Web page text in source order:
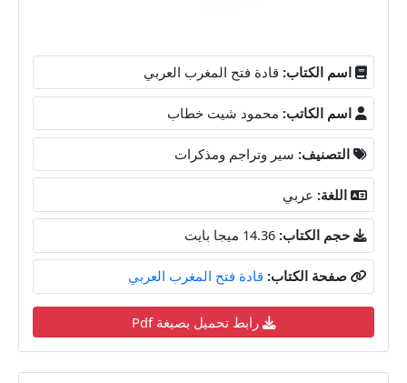
اسم الكتاب: قادة فتح المغرب العربي
اسم الكاتب: محمود شيت خطاب
التصنيف: سير وتراجم ومذكرات
اللغة: عربي
حجم الكتاب: 14.36 ميجا بايت
صفحة الكتاب: قادة فتح المغرب العربي
رابط تحميل بصيغة Pdf